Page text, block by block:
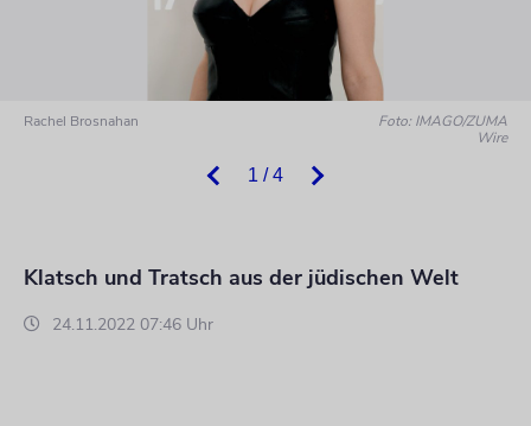
1 / 4
Rachel Brosnahan
Foto: IMAGO/ZUMA
Wire
Klatsch und Tratsch aus der jüdischen Welt
24.11.2022 07:46 Uhr